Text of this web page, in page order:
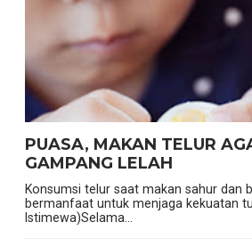
PUASA, MAKAN TELUR
GAMPANG LELAH
Konsumsi telur saat makan sahur dan
bermanfaat untuk menjaga kekuatan
Istimewa)Selama...